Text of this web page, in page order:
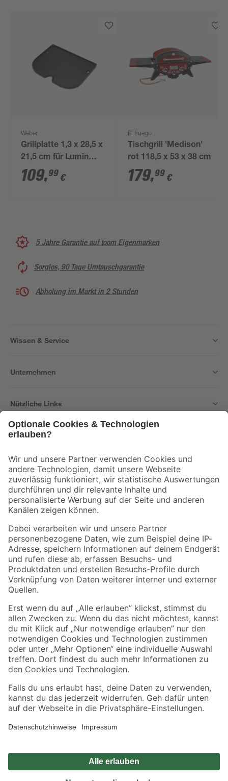
Weber
Grillplatte 1,3 x 28,5 x
21,5 cm für Lumin
Compact
109,99 €
El Fuego
Tischgrill 'Medison'
rot 118,5 x 53 x 38 cm
179,99 €
5 Jahre Garantie auf toom Eigenmarken
Sorglos, 90 Tage Umtauschgarantie
Abholung im Markt in 2 Stunden
Wissen & Service
Unternehmen
Nützliche Links
Der toom Newsletter: Keine Angebote und Aktionen mehr verpassen!
Zur Newsletter Anmeldung
Folge uns
Zahlungsarten Versandarten
Sicher einkaufen
Jetzt die toom-App herunterladen
Alle Preisangaben in EUR inkl. gesetzl. MwSt.. Die dargestellten Angebote sind unter
Umständen nicht in allen Märkten verfügbar. Die angegebenen Verfügbarkeiten beziehen
Produkte nur solange der Vorrat reicht.
*Paketversand ab 59 € versandkostenfrei, gilt nicht für Artikel mit Speditionsversand, hier
Privatsphäre Impressum
Nutzungsbedingungen
Widerrufsrecht
Vertrag widerrufen